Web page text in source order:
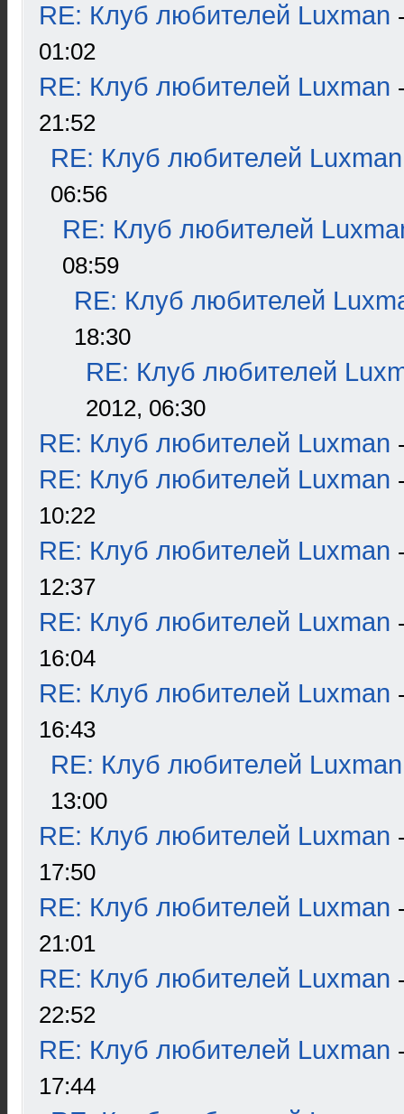
RE: Клуб любителей Luxman
01:02
RE: Клуб любителей Luxman
21:52
RE: Клуб любителей Luxman
06:56
RE: Клуб любителей
08:59
RE: Клуб любителей
18:30
RE: Клуб любителей
2012, 06:30
RE: Клуб любителей Luxman
RE: Клуб любителей Luxman
10:22
RE: Клуб любителей Luxman
12:37
RE: Клуб любителей Luxman
16:04
RE: Клуб любителей Luxman
16:43
RE: Клуб любителей Luxman
13:00
RE: Клуб любителей Luxman
17:50
RE: Клуб любителей Luxman
21:01
RE: Клуб любителей Luxman
22:52
RE: Клуб любителей Luxman
17:44